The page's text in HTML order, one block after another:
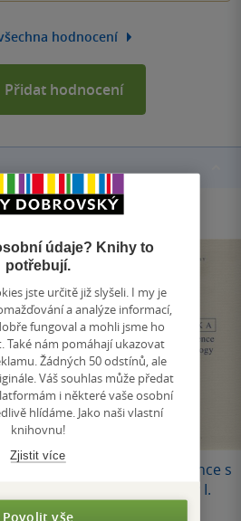
hodnocení
Přidat hodnocení
filosofie
Patočka
Korespondence s
komeniology I.
údaje? Knihy to
potřebují.
jste určitě již slyšeli. I my je
a analýze informací,
fungoval a mohli jsme ho
Také nám pomáhají ukazovat
Žádných 50 odstínů, ale
Váš souhlas může předat
i některé vaše osobní
hlídáme. Jako naši vlastní
knihovnu!
Zjistit více
Povolit vše